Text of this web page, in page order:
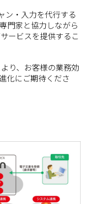
ン・入力を代行する
門家と協力しながら
ービスを提供するこ
り、お客様の業務効
化にご期待くださ